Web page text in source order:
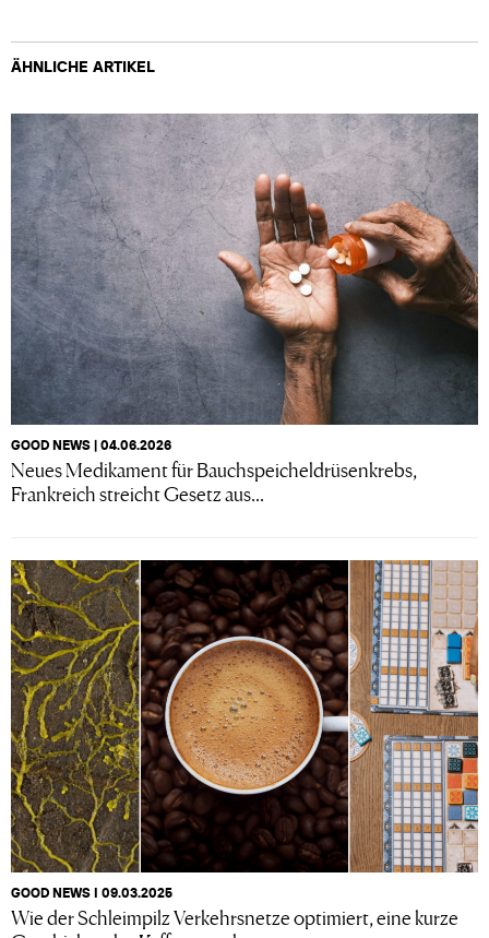
ÄHNLICHE ARTIKEL
GOOD NEWS | 04.06.2026
Neues Medikament für Bauchspeicheldrüsenkrebs,
Frankreich streicht Gesetz aus...
GOOD NEWS I 09.03.2025
Wie der Schleimpilz Verkehrsnetze optimiert, eine kurze